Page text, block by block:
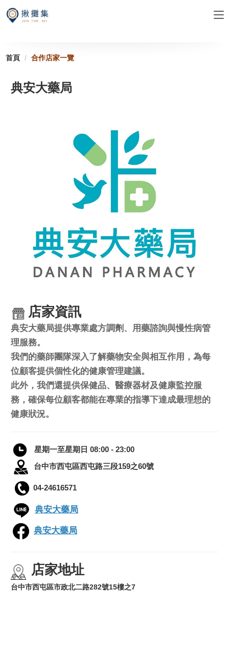
跳
到
容
首頁 合作店家一覽
典安大藥局
店家資訊
典安大藥局提供專業處方調劑、用藥諮詢與慢性病管
理服務。
我們的藥師團隊深入了解藥物安全與相互作用，為每
位顧客提供個性化的健康管理建議。
此外，我們還提供保健品、醫療器材及健康監控服
務，確保每位顧客都能在專業的指導下達成最理想的
健康狀況。
星期一至星期日 08:00 - 23:00
台中市西屯區西屯路三段159之60號
04-24616571
典安大藥局
典安大藥局
店家地址
台中市西屯區市政北二路282號15樓之7